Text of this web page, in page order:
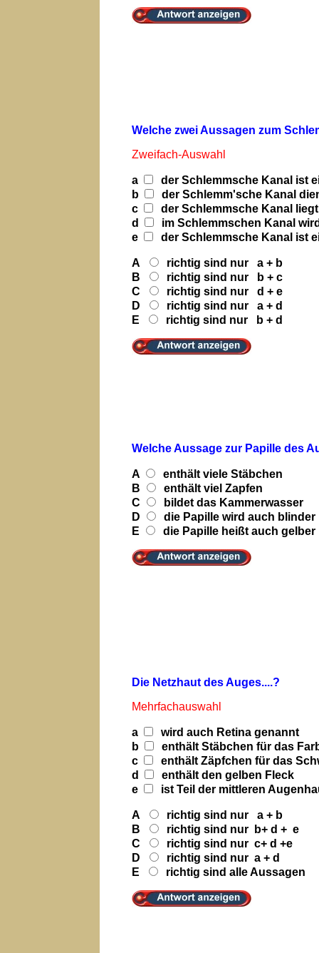
Welche zwei Aussagen zum
Zweifach-Auswahl
a
der Schlemmsche Kanal ist
b
der Schlemm'sche Kanal
c
der Schlemmsche Kanal
d
im Schlemmschen Kanal
e
der Schlemmsche Kanal ist
A
richtig sind nur a + b
B
richtig sind nur b + c
C
richtig sind nur d + e
D
richtig sind nur a + d
E
richtig sind nur b + d
Welche Aussage zur Papille des
A
enthält viele Stäbchen
B
enthält viel Zapfen
C
bildet das Kammerwasser
D
die Papille wird auch
E
die Papille heißt auch gelber
Die Netzhaut des Auges....?
Mehrfachauswahl
a
wird auch Retina genannt
b
enthält Stäbchen für das
c
enthält Zäpfchen für das
d
enthält den gelben Fleck
e
ist Teil der mittleren
A
richtig sind nur a + b
B
richtig sind nur b+ d + e
C
richtig sind nur c+ d +e
D
richtig sind nur a + d
E
richtig sind alle Aussagen